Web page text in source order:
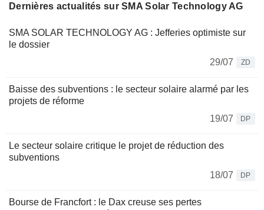
Dernières actualités sur SMA Solar Technology AG
SMA SOLAR TECHNOLOGY AG : Jefferies optimiste sur
le dossier
29/07
ZD
Baisse des subventions : le secteur solaire alarmé par les
projets de réforme
19/07
DP
Le secteur solaire critique le projet de réduction des
subventions
18/07
DP
Bourse de Francfort : le Dax creuse ses pertes